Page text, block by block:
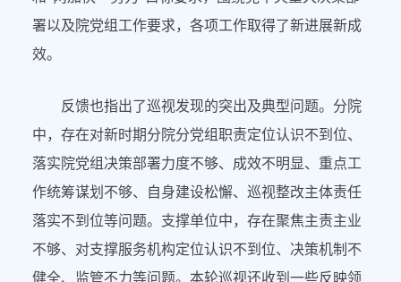
署以及院党组工作要求，各项工作取得了新进展新成
效。
反馈也指出了巡视发现的突出及典型问题。分院
中，存在对新时期分院分党组职责定位认识不到位、
落实院党组决策部署力度不够、成效不明显、重点工
作统筹谋划不够、自身建设松懈、巡视整改主体责任
落实不到位等问题。支撑单位中，存在聚焦主责主业
不够、对支撑服务机构定位认识不到位、决策机制不
健全、监管不力等问题。本轮巡视还收到一些反映领